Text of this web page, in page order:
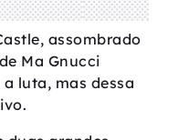
assombrado
Ma Gnucci
luta, mas dessa